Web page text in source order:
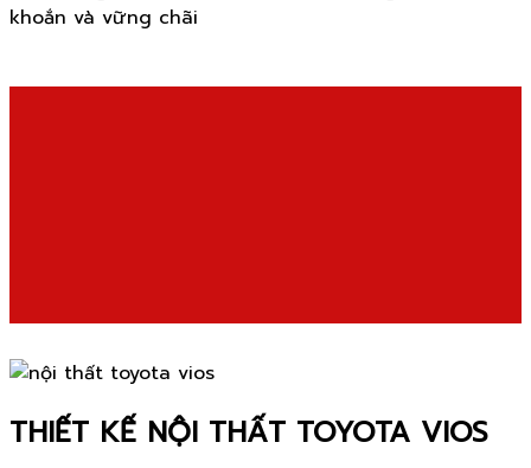
khoắn và vững chãi
THIẾT KẾ NỘI THẤT TOYOTA VIOS